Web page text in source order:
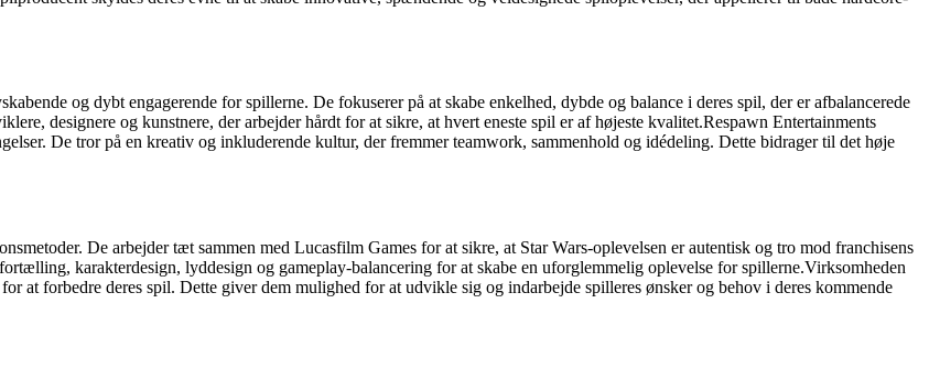
og dybt engagerende for spillerne. De fokuserer på at skabe enkelhed, dybde og balance i deres spil, der er afbalancerede
designere og kunstnere, der arbejder hårdt for at sikre, at hvert eneste spil er af højeste kvalitet.Respawn Entertainments
De tror på en kreativ og inkluderende kultur, der fremmer teamwork, sammenhold og idédeling. Dette bidrager til det høje
De arbejder tæt sammen med Lucasfilm Games for at sikre, at Star Wars-oplevelsen er autentisk og tro mod franchisens
karakterdesign, lyddesign og gameplay-balancering for at skabe en uforglemmelig oplevelse for spillerne.Virksomheden
at forbedre deres spil. Dette giver dem mulighed for at udvikle sig og indarbejde spilleres ønsker og behov i deres kommende